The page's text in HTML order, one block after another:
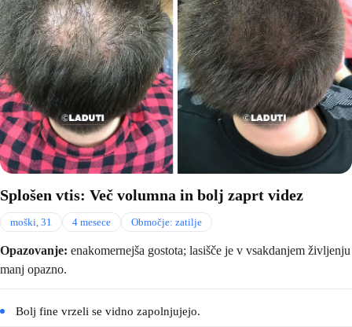
Splošen vtis: Več volumna in bolj zaprt videz
moški, 31 4 mesece Območje: zatilje
Opazovanje: enakomernejša gostota; lasišče je v vsakdanjem življenju
manj opazno.
Bolj fine vrzeli se vidno zapolnjujejo.